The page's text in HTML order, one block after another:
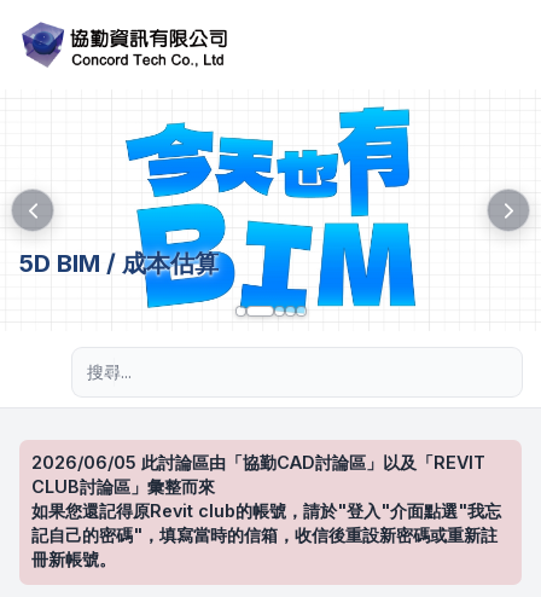
5D BIM / 成本估算
2026/06/05 此討論區由「協勤CAD討論區」以及「REVIT
CLUB討論區」彙整而來
如果您還記得原Revit club的帳號，請於"登入"介面點選"我忘
記自己的密碼"，填寫當時的信箱，收信後重設新密碼或重新註
冊新帳號。